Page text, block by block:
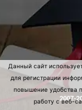
2007-
Данный сайт
для регистрации
повышение удобства
работу с веб-